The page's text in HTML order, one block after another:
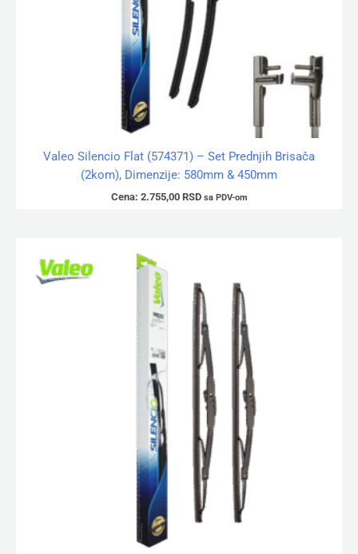
Valeo Silencio Flat (574371) – Set Prednjih Brisača
(2kom), Dimenzije: 580mm & 450mm
Cena: 2.755,00 RSD sa PDV-om